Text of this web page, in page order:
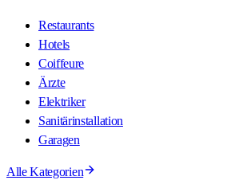
Restaurants
Hotels
Coiffeure
Ärzte
Elektriker
Sanitärinstallation
Garagen
Alle Kategorien